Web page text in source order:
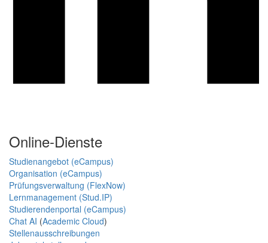
Online-Dienste
Studienangebot (eCampus)
Organisation (eCampus)
Prüfungsverwaltung (FlexNow)
Lernmanagement (Stud.IP)
Studierendenportal (eCampus)
Chat AI (Academic Cloud)
Stellenausschreibungen